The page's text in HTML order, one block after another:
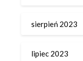
sierpień 2023
lipiec 2023